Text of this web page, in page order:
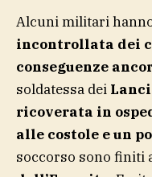
Alcuni militari
incontrollata dei
conseguenze
soldatessa dei
ricoverata in
alle costole e un
soccorso sono finiti